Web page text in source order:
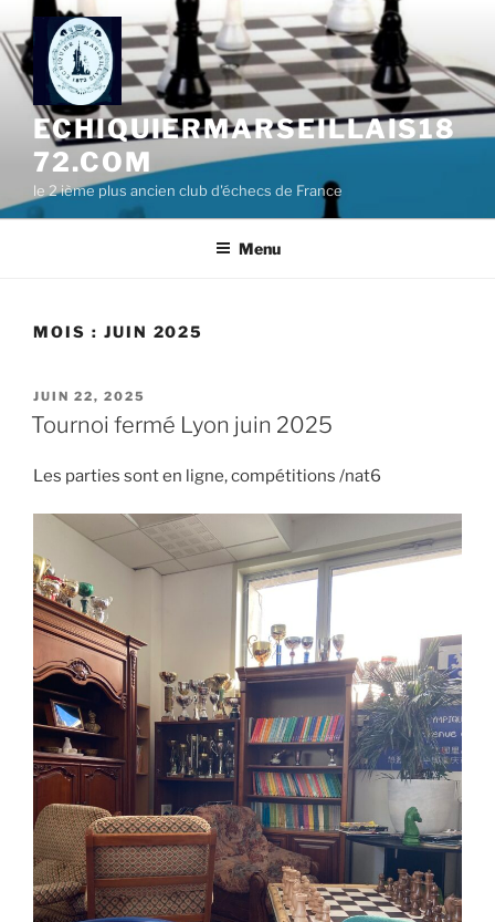
Aller
au
contenu
principal
ECHIQUIERMARSEILLAIS18
72.COM
le 2 ième plus ancien club d'échecs de France
Menu
MOIS : JUIN 2025
PUBLIÉ
LE
JUIN 22, 2025
Tournoi fermé Lyon juin 2025
Les parties sont en ligne, compétitions /nat6